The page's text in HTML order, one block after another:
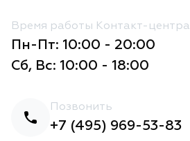
Время работы Контакт-центра
Пн-Пт: 10:00 - 20:00
Сб, Вс: 10:00 - 18:00
Позвонить
+7 (495) 969-53-83